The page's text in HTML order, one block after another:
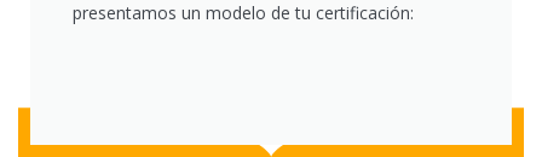
presentamos un modelo de tu certificación: